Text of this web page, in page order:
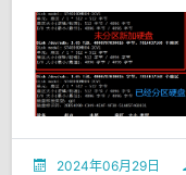
2024年06月29日